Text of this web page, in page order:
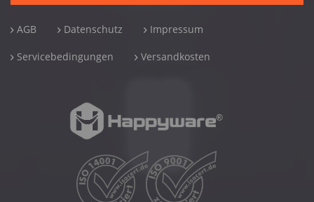
AGB Datenschutz Impressum
Servicebedingungen Versandkosten